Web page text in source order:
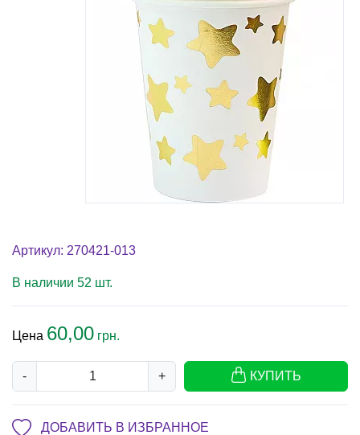
Артикул: 270421-013
В наличии 52 шт.
Цена 60,00 грн.
- + КУПИТЬ
ДОБАВИТЬ В ИЗБРАННОЕ